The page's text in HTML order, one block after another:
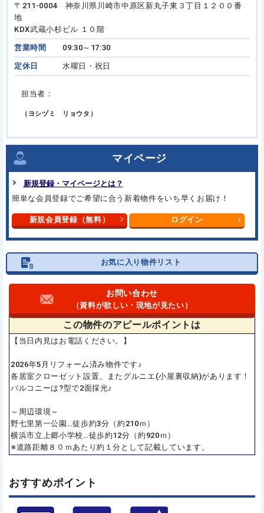
〒211-0004 神奈川県川崎市中原区新丸子東３丁目１２００番
地
KDX武蔵小杉ビル １０階
営業時間 09:30～17:30
定休日 水曜日・祝日
担当者：
（ヨシヅミ リョウタ）
マイページ
新規登録・マイページとは？
簡単な会員登録でご希望に合う 新着物件をいち早くお届け！
新規会員登録（無料） ログイン
お気に入り物件リスト
お問い合わせ
（資料が欲しい・現地が見たい）
この物件のアピールポイントは
【当日内見はお電話ください。】
2026年5月リフォーム済み物件です♪
各居室クローゼット設置、またグルニエ(小屋裏収納)があります！
バルコニーは?型で2面採光♪
～周辺環境～
野七里第一公園…徒歩約3分（約210ｍ）
横浜市立上郷小学校…徒歩約12分（約920ｍ）
※道路距離８０ｍあたり約１分として記載しています。
おすすめポイント